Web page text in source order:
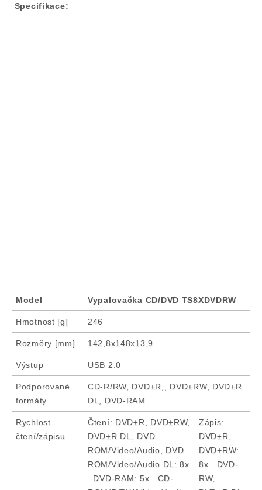
Specifikace:
Model Vypalovačka CD/DVD TS8XDVDRW
Hmotnost [g] 246
Rozměry [mm] 142,8x148x13,9
Výstup USB 2.0
Podporované
formáty
CD-R/RW, DVD±R,, DVD±RW, DVD±R
DL, DVD-RAM
Rychlost
čtení/zápisu
Čtení: DVD±R, DVD±RW,
DVD±R DL, DVD
ROM/Video/Audio, DVD
ROM/Video/Audio DL: 8x
DVD-RAM: 5x CD-
Zápis:
DVD±R,
DVD+RW:
8x DVD-
RW,